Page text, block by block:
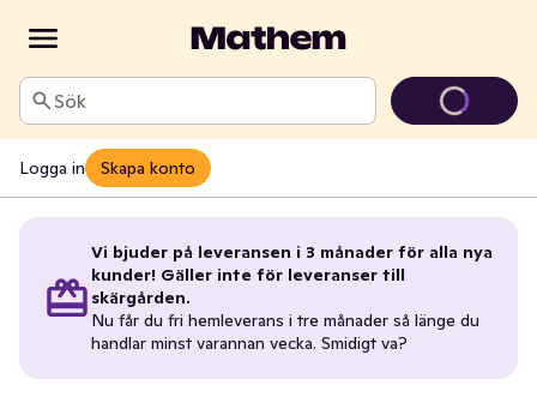
Sök
Logga in Skapa konto
Vi bjuder på leveransen i 3 månader för alla nya
kunder! Gäller inte för leveranser till
skärgården.
Nu får du fri hemleverans i tre månader så länge du
handlar minst varannan vecka. Smidigt va?